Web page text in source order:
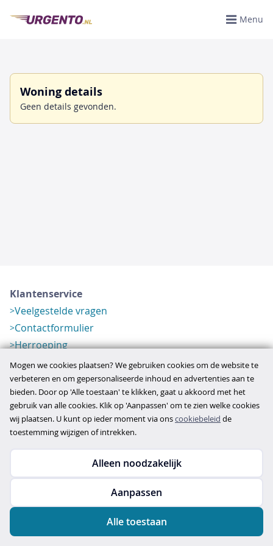
Menu
Woning details
Geen details gevonden.
Klantenservice
Veelgestelde vragen
Contactformulier
Herroeping
Over ons
Bedrijfsgegevens
Werkwijze
Overzichten
Verlopen aanbod
Copyright © 2026
privacy- en cookiebeleid
Mogen we cookies plaatsen? We gebruiken cookies om de website te
verbeteren en om gepersonaliseerde inhoud en advertenties aan te
bieden. Door op 'Alle toestaan' te klikken, gaat u akkoord met het
gebruik van alle cookies. Klik op 'Aanpassen' om te zien welke cookies
wij plaatsen. U kunt op ieder moment via onscookiebeleid de
toestemming wijzigen of intrekken.
Alleen noodzakelijk
Aanpassen
Alle toestaan